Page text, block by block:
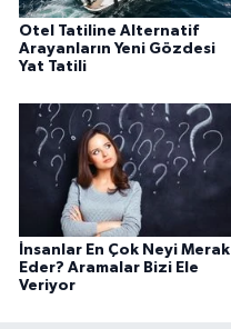
Otel Tatiline Alternatif
Arayanların Yeni Gözdesi
Yat Tatili
İnsanlar En Çok Neyi Merak
Eder? Aramalar Bizi Ele
Veriyor